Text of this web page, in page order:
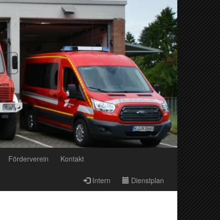
Förderverein Kontakt
Intern Dienstplan